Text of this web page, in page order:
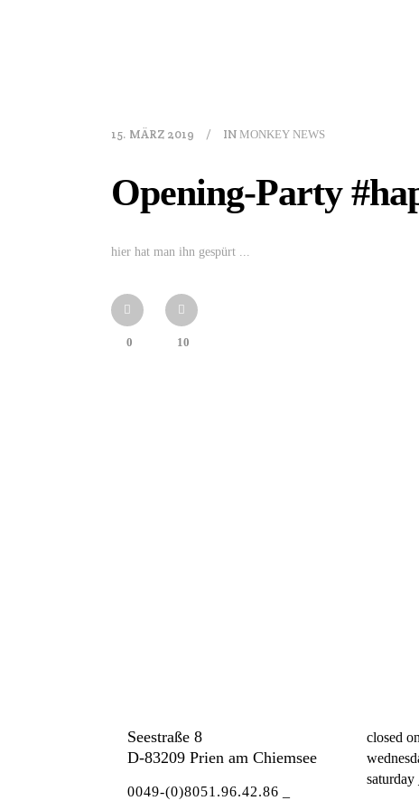
15. MÄRZ 2019 IN MONKEY NEWS
Opening-Party
hier hat man ihn gespürt ...
0 10
Seestraße 8
D-83209 Prien am Chiemsee
0049-(0)8051.96.42.86
closed